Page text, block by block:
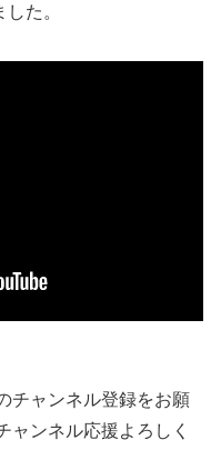
た。
チャンネル登録をお願
ャンネル応援よろしく